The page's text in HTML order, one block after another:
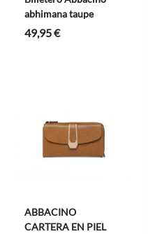
abhimana taupe
49,95€
ABBACINO
CARTERA EN PIEL